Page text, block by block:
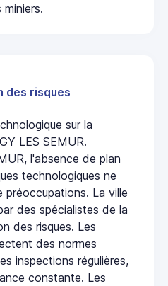
des risques
sur la
LES SEMUR.
l'absence de plan
technologiques ne
La ville
des spécialistes de la
des risques. Les
des normes
inspections régulières,
constante. Les